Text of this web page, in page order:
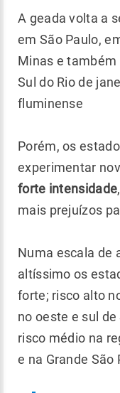
A geada volta a
em São Paulo,
Minas e também
Sul do Rio de
fluminense
Porém, os
experimentar
forte intensidade
mais prejuízos
Numa escala de
altíssimo os
forte; risco alto
no oeste e sul
risco médio na
e na Grande São